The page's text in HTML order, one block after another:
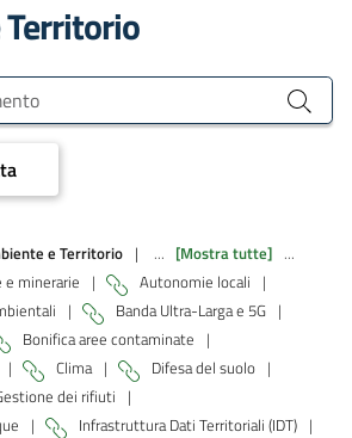
e Territorio | ... [Mostra tutte] ...
minerarie | Autonomie locali |
| Banda Ultra-Larga e 5G |
Bonifica aree contaminate |
| Clima | Difesa del suolo |
dei rifiuti |
| Infrastruttura Dati Territoriali (IDT) |